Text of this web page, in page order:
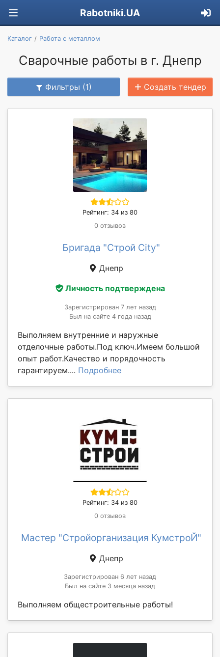
Rabotniki.UA
Каталог Работа с металлом
Сварочные работы в г. Днепр
Фильтры (1) Создать тендер
Рейтинг: 34 из 80
0 отзывов
Бригада "Строй City"
Днепр
Личность подтверждена
Зарегистрирован 7 лет назад
Был на сайте 4 года назад
Выполняем внутренние и наружные
отделочные работы.Под ключ.Имеем большой
опыт работ.Качество и порядочность
гарантируем.... Подробнее
Рейтинг: 34 из 80
0 отзывов
Мастер "Стройорганизация КумстроЙ"
Днепр
Зарегистрирован 6 лет назад
Был на сайте 3 месяца назад
Выполняем общестроительные работы!